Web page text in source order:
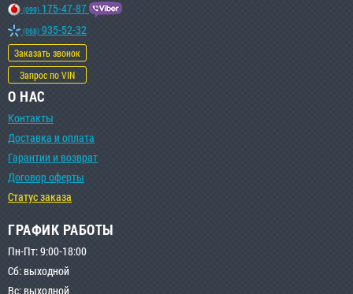
(099) 175-47-87
(068) 935-52-32
Заказать звонок
Запрос по VIN
О НАС
Контакты
Доставка и оплата
Гарантии и возврат
Договор оферты
Статус заказа
ГРАФИК РАБОТЫ
Пн-Пт: 9:00-18:00
Сб: выходной
Вс: выходной